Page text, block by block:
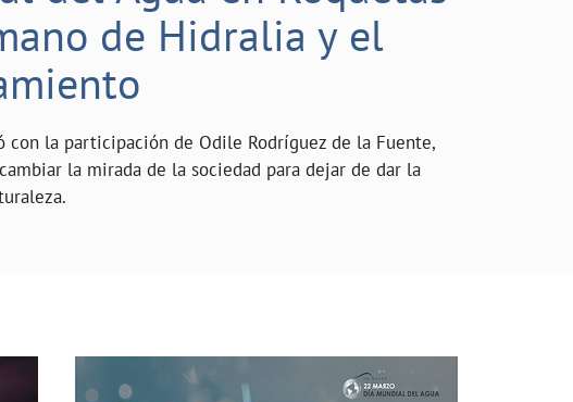
de Hidralia y el
con la participación de Odile Rodríguez de la Fuente,
la mirada de la sociedad para dejar de dar la